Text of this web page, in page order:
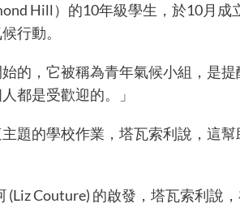
Hill）的10年級學生，於10月
行動。
的，它被稱為青年氣候小組，是
都是受歡迎的。」
題的學校作業，塔瓦索利說，這
(Liz Couture) 的啟發，塔瓦索利說